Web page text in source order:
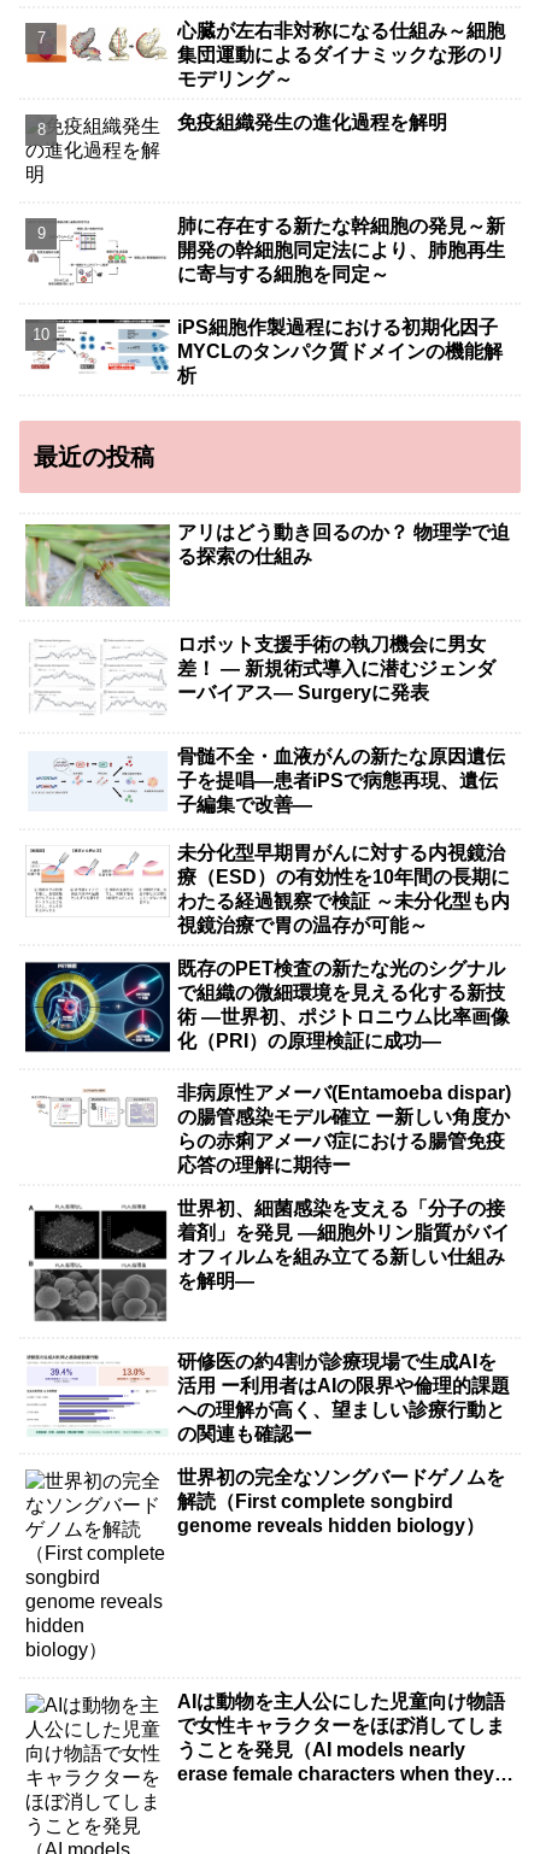
心臓が左右非対称になる仕組み～細胞
集団運動によるダイナミックな形のリ
モデリング～
免疫組織発生の進化過程を解明
肺に存在する新たな幹細胞の発見～新
開発の幹細胞同定法により、肺胞再生
に寄与する細胞を同定～
iPS細胞作製過程における初期化因子
MYCLのタンパク質ドメインの機能解
析
最近の投稿
アリはどう動き回るのか？ 物理学で迫
る探索の仕組み
ロボット支援手術の執刀機会に男女
差！ — 新規術式導入に潜むジェンダ
ーバイアス— Surgeryに発表
骨髄不全・血液がんの新たな原因遺伝
子を提唱―患者iPSで病態再現、遺伝
子編集で改善―
未分化型早期胃がんに対する内視鏡治
療（ESD）の有効性を10年間の長期に
わたる経過観察で検証 ～未分化型も内
視鏡治療で胃の温存が可能～
既存のPET検査の新たな光のシグナル
で組織の微細環境を見える化する新技
術 ―世界初、ポジトロニウム比率画像
化（PRI）の原理検証に成功―
非病原性アメーバ(Entamoeba dispar)
の腸管感染モデル確立 ー新しい角度か
らの赤痢アメーバ症における腸管免疫
応答の理解に期待ー
世界初、細菌感染を支える「分子の接
着剤」を発見 ―細胞外リン脂質がバイ
オフィルムを組み立てる新しい仕組み
を解明―
研修医の約4割が診療現場で生成AIを
活用 ー利用者はAIの限界や倫理的課題
への理解が高く、望ましい診療行動と
の関連も確認ー
世界初の完全なソングバードゲノムを
解読（First complete songbird
genome reveals hidden biology）
AIは動物を主人公にした児童向け物語
で女性キャラクターをほぼ消してしま
うことを発見（AI models nearly
erase female characters when they